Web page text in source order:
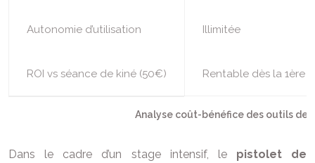
Analyse coût-bénéfice des outils de
Autonomie d’utilisation Illimitée
ROI vs séance de kiné (50€) Rentable dès la 1ère
Dans le cadre d’un stage intensif, le pistolet de